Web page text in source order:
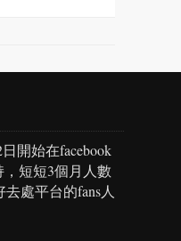
開始在facebook
短短3個月人數
處平台的fans人